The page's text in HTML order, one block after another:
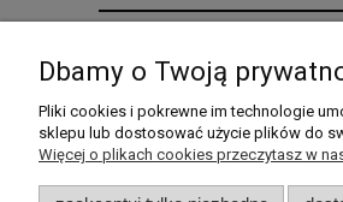
Pomoc
Pytania i odpowiedzi
Listy zakupowe
Dbamy o Twoją
Pliki cookies i pokrewne im technologie
sklepu lub dostosować użycie plików do
Więcej o plikach cookies przeczytasz w